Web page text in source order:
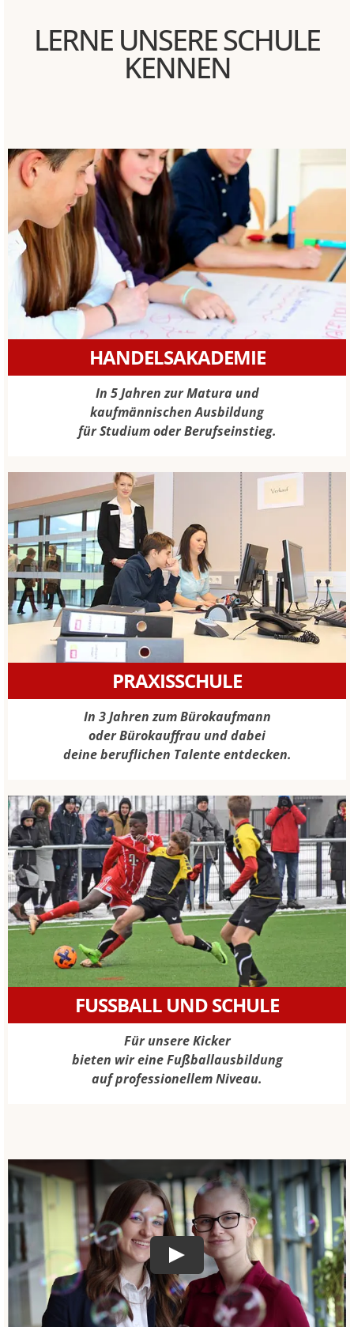
LERNE UNSERE SCHULE
KENNEN
HANDELSAKADEMIE
In 5 Jahren zur Matura und
kaufmännischen Ausbildung
für Studium oder Berufseinstieg.
PRAXISSCHULE
In 3 Jahren zum Bürokaufmann
oder Bürokauffrau und dabei
deine beruflichen Talente entdecken.
FUSSBALL UND SCHULE
Für unsere Kicker
bieten wir eine Fußballausbildung
auf professionellem Niveau.
Play